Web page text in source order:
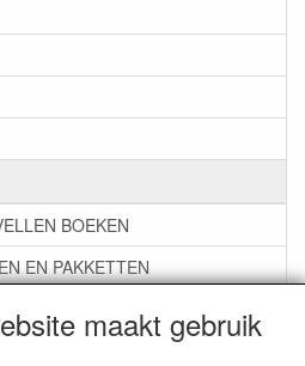
maakt gebruik
BOEKEN
EN PAKKETTEN
STEMPELS
TOEBEHOREN